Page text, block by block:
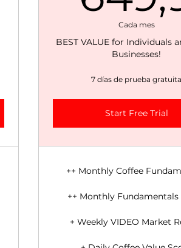
Cada mes
BEST VALUE for Individuals
Businesses!
7 días de prueba gratuita
Start Free Trial
++ Monthly Coffee
++ Monthly Fundamentals
+ Weekly VIDEO Market